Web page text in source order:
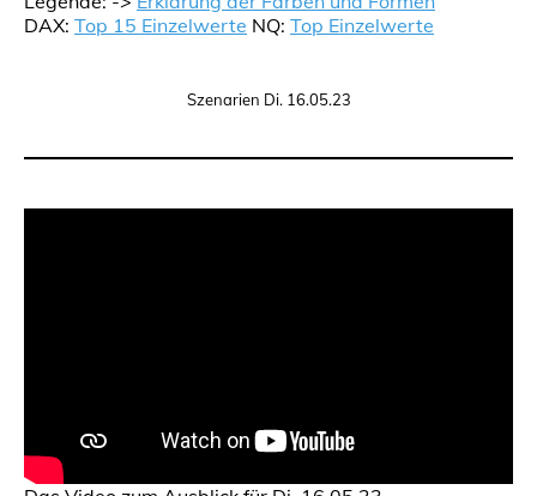
DAX: Top 15 Einzelwerte NQ: Top Einzelwerte
Szenarien Di. 16.05.23